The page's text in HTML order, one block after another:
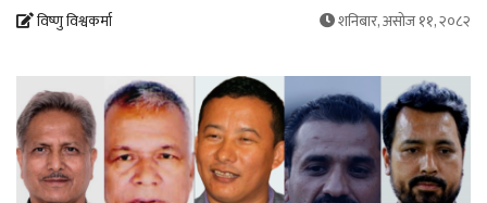
विष्णु विश्वकर्मा शनिबार, असोज ११, २०८२